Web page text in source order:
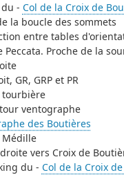
- Col de la Croix de
la boucle des sommets
entre tables
Proche de la
GR, GRP et PR
tourbière
ventographe
des Boutières
Médille
vers Croix de
du - Col de la Croix